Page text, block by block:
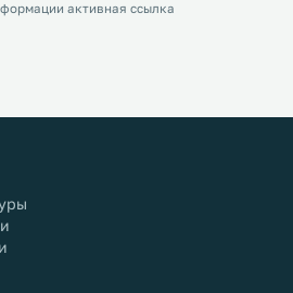
активная ссылка